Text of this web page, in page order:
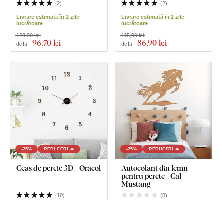
(2)
Livrare estimată în 2 zile
lucrătoare
de la 96,70 lei
128,90 lei
(2)
Livrare estimată în 2 zile
lucrătoare
de la 86,90 lei
115,90 lei
-25% REDUCERI 🔥
Ceas de perete 3D - Oracol
(10)
-25% REDUCERI 🔥
Autocolant din lemn
pentru perete - Cal
Mustang
(0)